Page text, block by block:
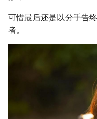
可惜最后还是以分手告
者。